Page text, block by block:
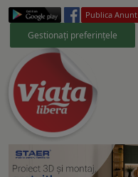
Publica Anunt
Gestionați preferințele